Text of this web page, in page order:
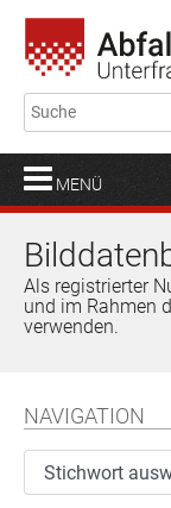
MENÜ
Als registrierter
und im Rahmen
verwenden.
NAVIGATION